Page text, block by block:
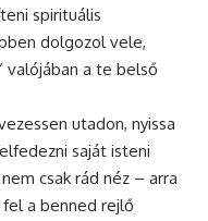
spirituális
dolgozol vele,
valójában a te belső
utadon, nyissa
saját isteni
csak rád néz – arra
a benned rejlő